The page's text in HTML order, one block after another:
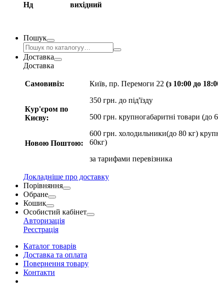
Нд вихідний
Пошук
Доставка
Доставка
Самовивіз:
Кур'єром по
Києву:
Новою Поштою:
Київ, пр. Перемоги 22 (з 10:00 до
350 грн. до під'їзду
500 грн. крупногабаритні товари (до
600 грн. холодильники(до 80 кг)
60кг)
за тарифами перевізника
Докладніше про доставку
Порівняння
Обране
Кошик
Особистий кабінет
Авторизація
Реєстрація
Каталог товарів
Доставка та оплата
Повернення товару
Контакти